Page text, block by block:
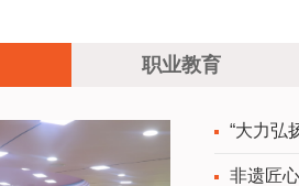
职业教育
“大力弘
非遗匠